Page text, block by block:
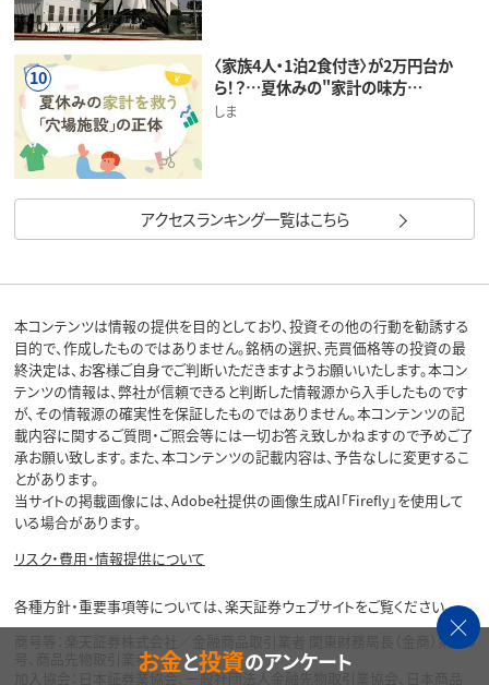
10
〈家族4人・1泊2食付き〉が2万円台か
ら！？…夏休みの"家計の味方…
しま
アクセスランキング一覧はこちら
本コンテンツは情報の提供を目的としており、投資その他の行動を勧誘する
目的で、作成したものではありません。銘柄の選択、売買価格等の投資の最
終決定は、お客様ご自身でご判断いただきますようお願いいたします。本コン
テンツの情報は、弊社が信頼できると判断した情報源から入手したものです
が、その情報源の確実性を保証したものではありません。本コンテンツの記
載内容に関するご質問・ご照会等には一切お答え致しかねますので予めご了
承お願い致します。また、本コンテンツの記載内容は、予告なしに変更するこ
とがあります。
当サイトの掲載画像には、Adobe社提供の画像生成AI「Firefly」を使用して
いる場合があります。
リスク・費用・情報提供について
各種方針・重要事項等については、楽天証券ウェブサイトをご覧ください。
商号等：楽天証券株式会社／金融商品取引業者 関東財務局長（金商）第195
号、商品先物取引業者
加入協会：日本証券業協会、一般社団法人金融先物取引業協会、日本商品
お金と投資のアンケート